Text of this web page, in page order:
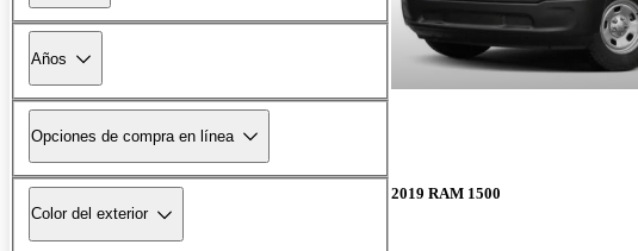
Años
Opciones de compra en línea
Color del exterior
2019 RAM 1500